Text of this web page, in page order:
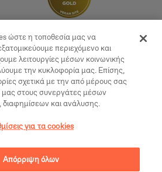
Times. All Rights Reserved
by
ώστε η τοποθεσία μας να
περιεχόμενο και
λειτουργίες μέσων κοινωνικής
την κυκλοφορία μας. Επίσης,
σχετικά με την από μέρους σας
μας στους συνεργάτες μέσων
διαφημίσεων και ανάλυσης.
για τα cookies
Απόρριψη όλων